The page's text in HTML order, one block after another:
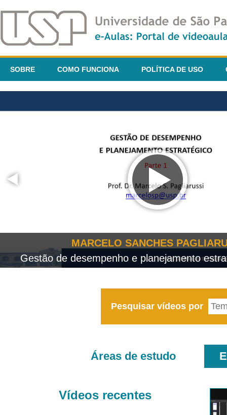
SOBRE COMO FUNCIONA POLÍTICA DE USO
MARCELO SANCHES
Gestão de desempenho e planejamento
Pesquisar vídeos por
Áreas de estudo
Vídeos recentes